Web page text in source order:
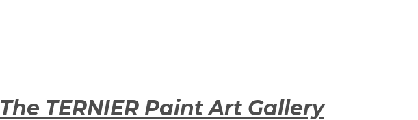
The TERNIER Paint Art Gallery